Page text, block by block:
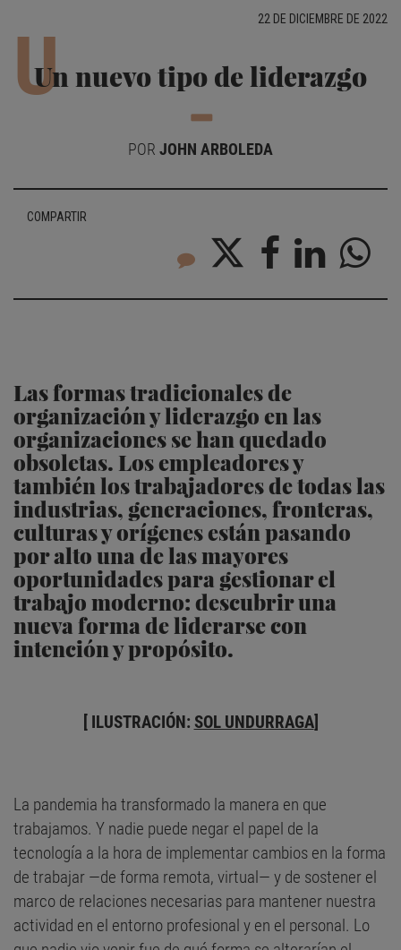
22 DE DICIEMBRE DE 2022
U
Un nuevo tipo de liderazgo
POR JOHN ARBOLEDA
COMPARTIR
Las formas tradicionales de
organización y liderazgo en las
organizaciones se han quedado
obsoletas. Los empleadores y
también los trabajadores de todas las
industrias, generaciones, fronteras,
culturas y orígenes están pasando
por alto una de las mayores
oportunidades para gestionar el
trabajo moderno: descubrir una
nueva forma de liderarse con
intención y propósito.
[ ILUSTRACIÓN: SOL UNDURRAGA]
La pandemia ha transformado la manera en que
trabajamos. Y nadie puede negar el papel de la
tecnología a la hora de implementar cambios en la forma
de trabajar —de forma remota, virtual— y de sostener el
marco de relaciones necesarias para mantener nuestra
actividad en el entorno profesional y en el personal. Lo